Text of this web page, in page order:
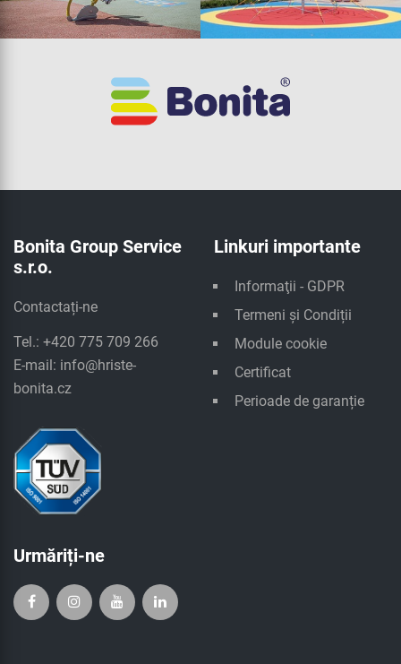
Bonita Group Service
s.r.o.
Contactați-ne
Tel.: +420 775 709 266
E-mail: info@hriste-
bonita.cz
Linkuri importante
Informaţii - GDPR
Termeni și Condiții
Module cookie
Certificat
Perioade de garanție
Urmăriți-ne